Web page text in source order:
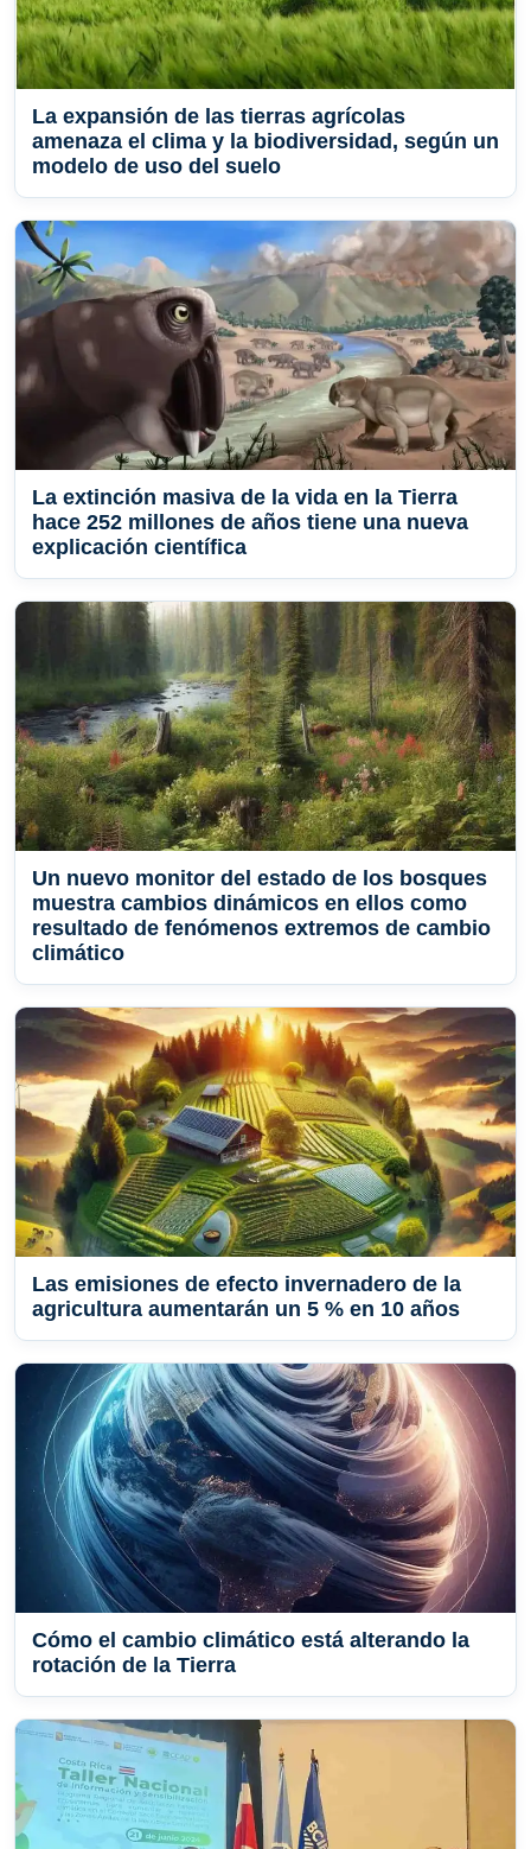
La expansión de las tierras agrícolas
amenaza el clima y la biodiversidad, según un
modelo de uso del suelo
La extinción masiva de la vida en la Tierra
hace 252 millones de años tiene una nueva
explicación científica
Un nuevo monitor del estado de los bosques
muestra cambios dinámicos en ellos como
resultado de fenómenos extremos de cambio
climático
Las emisiones de efecto invernadero de la
agricultura aumentarán un 5 % en 10 años
Cómo el cambio climático está alterando la
rotación de la Tierra